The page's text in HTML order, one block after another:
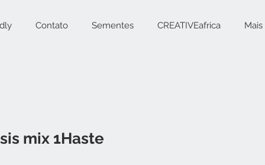
Contato Sementes CREATIVEafrica Mais
mix 1Haste